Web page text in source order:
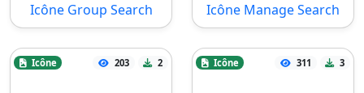
Icône Group Search Icône Manage Search
Icône 203 2 Icône 311 3